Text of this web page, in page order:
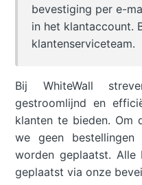
bevestiging per e-
in het klantaccount.
klantenserviceteam.
Bij WhiteWall
gestroomlijnd en
klanten te bieden. Om
we geen
worden geplaatst. Alle
geplaatst via onze